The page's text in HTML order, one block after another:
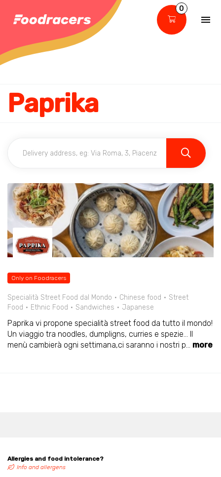
0
Paprika
Only on Foodracers
Specialità Street Food dal Mondo Chinese food
Street
Food
Ethnic Food Sandwiches Japanese
Paprika vi propone specialità street food da tutto il mondo!
Un viaggio tra noodles, dumpligns, curries e spezie... Il
menù cambierà ogni settimana,ci saranno i nostri p... more
Allergies and food intolerance?
Info and allergens